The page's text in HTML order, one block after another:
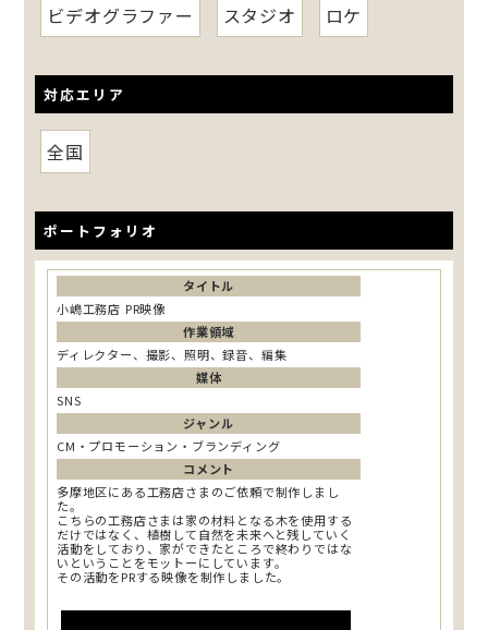
ビデオグラファー スタジオ ロケ
対応エリア
全国
ポートフォリオ
タイトル
小嶋工務店 PR映像
作業領域
ディレクター、撮影、照明、録音、編集
媒体
SNS
ジャンル
CM・プロモーション・ブランディング
コメント
多摩地区にある工務店さまのご依頼で制作しまし
た。
こちらの工務店さまは家の材料となる木を使用する
だけではなく、植樹して自然を未来へと残していく
活動をしており、家ができたところで終わりではな
いということをモットーにしています。
その活動をPRする映像を制作しました。